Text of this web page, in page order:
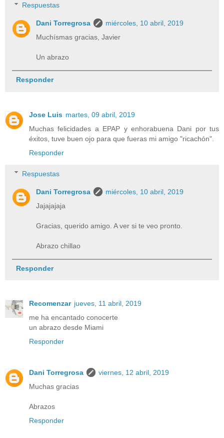
Respuestas
Dani Torregrosa
miércoles, 10 abril, 2019
Muchísmas gracias, Javier
Un abrazo
Responder
Jose Luis martes, 09 abril, 2019
Muchas felicidades a EPAP y enhorabuena Dani por tus
éxitos, tuve buen ojo para que fueras mi amigo "ricachón".
Responder
Respuestas
Dani Torregrosa
miércoles, 10 abril, 2019
Jajajajaja
Gracias, querido amigo. A ver si te veo pronto.
Abrazo chillao
Responder
Recomenzar jueves, 11 abril, 2019
me ha encantado conocerte
un abrazo desde Miami
Responder
Dani Torregrosa
viernes, 12 abril, 2019
Muchas gracias
Abrazos
Responder